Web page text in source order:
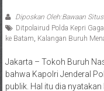
Diposkan Oleh:Bawaan Situs
Ditpolairud Polda Kepri
ke Batam, Kalangan Buruh
Jakarta – Tokoh Buruh
bahwa Kapolri Jenderal
publik. Hal itu dia